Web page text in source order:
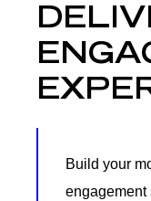
Build your
engagement